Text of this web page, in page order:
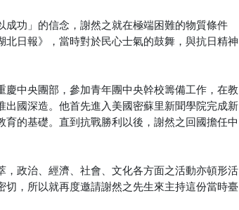
功」的信念，謝然之就在極端困難的物質條件
日報》，當時對於民心士氣的鼓舞，與抗日精神
中央團部，參加青年團中央幹校籌備工作，在教
國深造。他首先進入美國密蘇里新聞學院完成新
的基礎。直到抗戰勝利以後，謝然之回國擔任中
政治、經濟、社會、文化各方面之活動亦頓形活
，所以就再度邀請謝然之先生來主持這份當時臺